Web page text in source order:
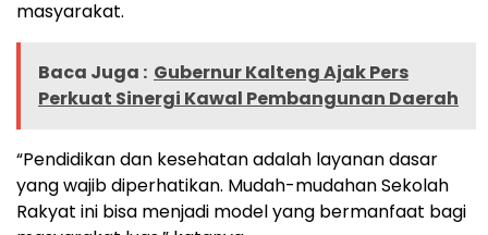
masyarakat.
Baca Juga : Gubernur Kalteng Ajak Pers
Perkuat Sinergi Kawal Pembangunan Daerah
“Pendidikan dan kesehatan adalah layanan dasar
yang wajib diperhatikan. Mudah-mudahan Sekolah
Rakyat ini bisa menjadi model yang bermanfaat bagi